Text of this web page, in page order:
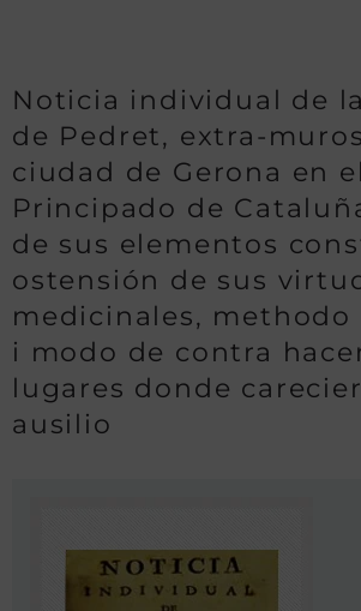
Noticia individual de
de Pedret, extra-
ciudad de Gerona en el
Principado de
de sus elementos
ostensión de sus
medicinales, methodo
i modo de contra
lugares donde
ausilio